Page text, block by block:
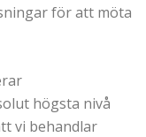
för att möta
högsta nivå
vi behandlar